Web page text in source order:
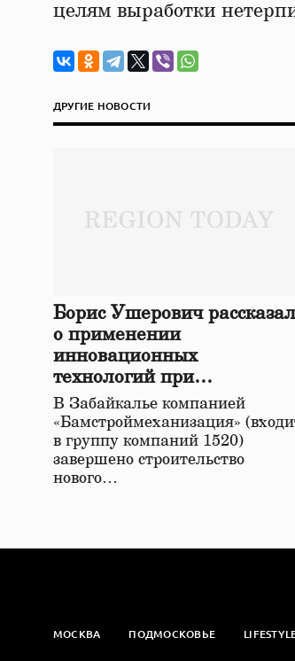
целям выработки
ДРУГИЕ НОВОСТИ
Борис Ушерович рассказал
о применении
инновационных
технологий при
строительстве нового моста
в Забайкалье
В Забайкалье компанией
«Бамстроймеханизация»
в группу компаний 1520)
завершено строительство
нового…
МОСКВА ПОДМОСКОВЬЕ